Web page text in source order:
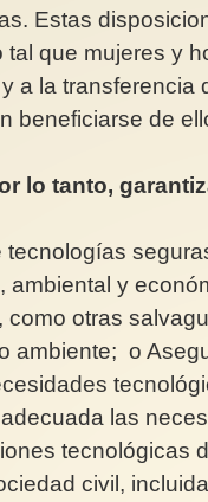
Estas
tal que mujeres y
a la transferencia
beneficiarse de
lo tanto,
tecnologías
ambiental y
como otras
ambiente; o
las
tecnológicas
civil,